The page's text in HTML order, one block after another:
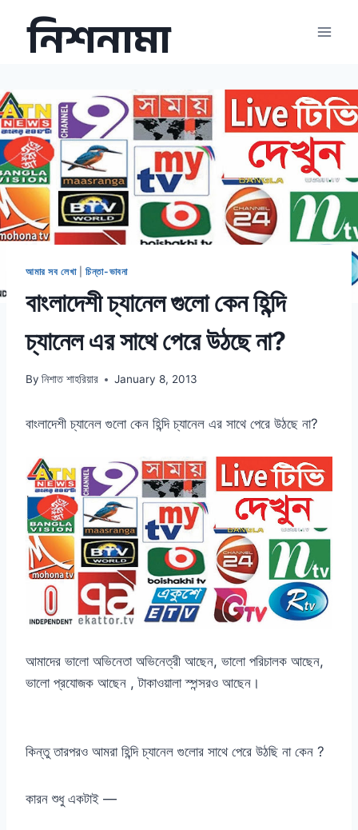
contentনিশনামা
আমার সব লেখা|চিন্তা-ভাবনা
বাংলাদেশী চ্যানেল গুলো কেন হিন্দি
চ্যানেল এর সাথে পেরে উঠছে না?
By নিশাত শাহরিয়ার January 8, 2013
বাংলাদেশী চ্যানেল গুলো কেন হিন্দি চ্যানেল এর সাথে পেরে উঠছে না?
আমাদের ভালো অভিনেতা অভিনেত্রী আছেন, ভালো পরিচালক আছেন,
ভালো প্রযোজক আছেন , টাকাওয়ালা স্পন্সরও আছেন।
কিন্তু তারপরও আমরা হিন্দি চ্যানেল গুলোর সাথে পেরে উঠছি না কেন ?
কারন শুধু একটাই —